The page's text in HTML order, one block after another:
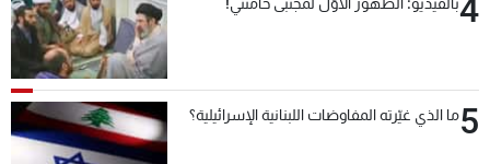
4
5ما الذي غيّرته المفاوضات اللبنانية الإسرائيلية؟